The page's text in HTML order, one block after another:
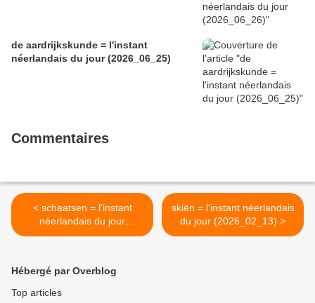
de aardrijkskunde = l'instant
néerlandais du jour (2026_06_25)
Commentaires
< schaatsen = l'instant
néerlandais du jour
(2026_02_11)
skiën = l'instant néerlandais
du jour (2026_02_13) >
Hébergé par Overblog
Top articles